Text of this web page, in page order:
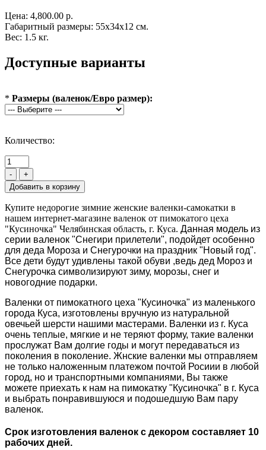
Цена: 4,800.00 р.
Габаритный размеры: 55x34x12 см.
Вес: 1.5 кг.
Доступные варианты
* Размеры (валенок/Евро размер):
Количество:
- +
Купите недорогие зимние женские валенки-самокатки в
нашем интернет-магазине валенок от пимокатого цеха
"Кусиночка" Челябинская область, г. Куса. Данная модель из
серии валенок "Снегири прилетели", подойдет особенно
для деда Мороза и Снегурочки на праздник "Новый год".
Все дети будут удивлены такой обуви ,ведь дед Мороз и
Снегурочка символизируют зиму, морозы, снег и
новогодние подарки.
Валенки от пимокатного цеха "Кусиночка" из маленького
города Куса, изготовлены вручную из натуральной
овечьей шерсти нашими мастерами. Валенки из г. Куса
очень теплые, мягкие и не теряют форму, такие валенки
прослужат Вам долгие годы и могут передаваться из
поколения в поколение. Жнские валенки мы отправляем
не только наложенным платежом почтой Росиии в любой
город, но и транспортными компаниями, Вы также
можете приехать к нам на пимокатку "Кусиночка" в г. Куса
и выбрать понравившуюся и подошедшую Вам пару
валенок.
Срок изготовления валенок с декором составляет 10
рабочих дней.